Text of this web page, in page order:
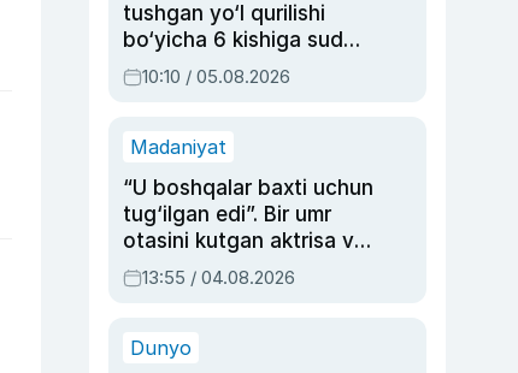
tushgan yo‘l qurilishi
bo‘yicha 6 kishiga sud
hukmi o‘qildi
10:10 / 05.08.2026
Madaniyat
“U boshqalar baxti uchun
tug‘ilgan edi”. Bir umr
otasini kutgan aktrisa va
dublyaj ustasi Rimma
Ahmedovaning
13:55 / 04.08.2026
Dunyo